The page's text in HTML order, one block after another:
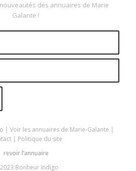
des annuaires de Marie
Galante !
| Voir les annuaires de Marie-Galante |
| Politique du site
revoir l’annuaire
Bonheur Indigo